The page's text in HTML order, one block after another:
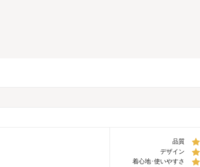
品質
デザイン
着心地･使いやすさ